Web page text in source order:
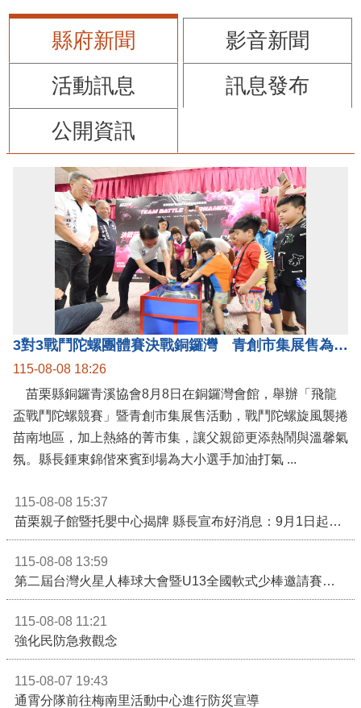
縣府新聞
影音新聞
活動訊息
訊息發布
公開資訊
3對3戰鬥陀螺團體賽決戰銅鑼灣 青創市集展售為父親節增添繽紛
115-08-08 18:26
苗栗縣銅鑼青溪協會8月8日在銅鑼灣會館，舉辦「飛龍
盃戰鬥陀螺競賽」暨青創市集展售活動，戰鬥陀螺旋風襲捲
苗南地區，加上熱絡的菁市集，讓父親節更添熱鬧與溫馨氣
115-08-08 15:37
115-08-08 13:59
115-08-08 11:21
強化民防急救觀念
115-08-07 19:43
通霄分隊前往梅南里活動中心進行防災宣導